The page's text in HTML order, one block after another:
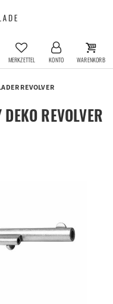
MERKZETTEL KONTO WARENKORB
REVOLVER
REVOLVER